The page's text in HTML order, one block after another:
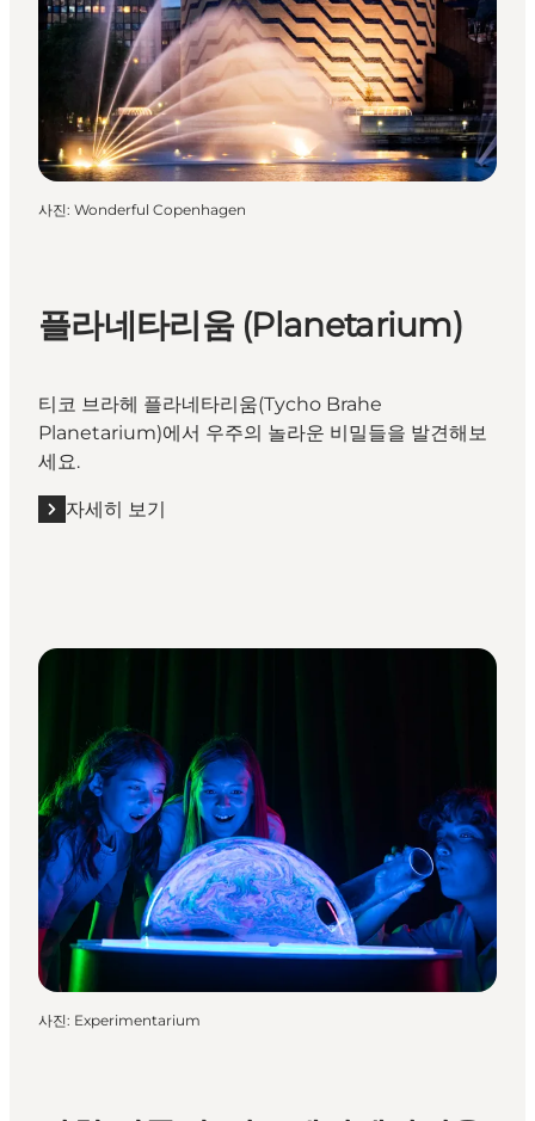
사진: Wonderful Copenhagen
플라네타리움 (Planetarium)
티코 브라헤 플라네타리움(Tycho Brahe
Planetarium)에서 우주의 놀라운 비밀들을 발견해보
세요.
자세히 보기
자세히 보기 "플라네타리움 (Planetarium)"
사진: Experimentarium